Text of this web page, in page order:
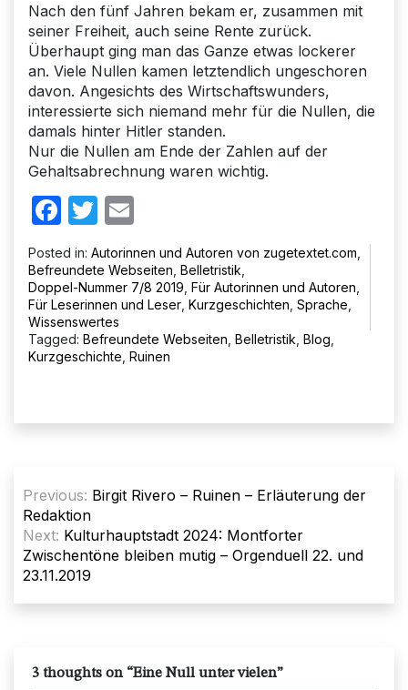
Nach den fünf Jahren bekam er, zusammen mit
seiner Freiheit, auch seine Rente zurück.
Überhaupt ging man das Ganze etwas lockerer
an. Viele Nullen kamen letztendlich ungeschoren
davon. Angesichts des Wirtschaftswunders,
interessierte sich niemand mehr für die Nullen, die
damals hinter Hitler standen.
Nur die Nullen am Ende der Zahlen auf der
Gehaltsabrechnung waren wichtig.
Facebook
Twitter
Posted in: Autorinnen und Autoren von zugetextet.com
Befreundete Webseiten Belletristik
Doppel-Nummer 7/8 2019 Für Autorinnen und Autoren
Für Leserinnen und Leser Kurzgeschichten Sprache
Wissenswertes
Tagged: Befreundete Webseiten Belletristik Blog
Kurzgeschichte Ruinen
Previous: Birgit Rivero – Ruinen – Erläuterung der
Redaktion
Next: Kulturhauptstadt 2024: Montforter
Zwischentöne bleiben mutig – Orgenduell 22. und
23.11.2019
3 thoughts on “Eine Null unter vielen”